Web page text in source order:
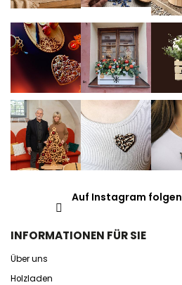
Auf Instagram folgen
INFORMATIONEN FÜR SIE
Über uns
Holzladen